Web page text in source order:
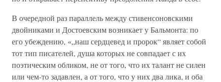
В очередной раз параллель между стивенсоновскими
двойниками и Достоевским возникает у Бальмонта: по
его убеждению, «„наш сердцевед и пророк“ являет собой
тот тип писателей, душа которых не совпадает с их
поэтическим обликом, не от того, что их талант не силен
или чем-то задавлен, а от того, что у них два лика, и оба